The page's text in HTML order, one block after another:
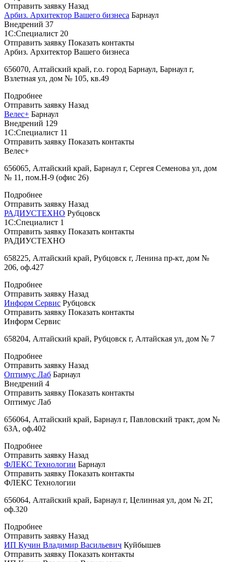
Отправить заявку Назад
Арбиз. Архитектор Вашего бизнеса Барнаул
Внедрений 37
1С:Специалист 20
Отправить заявку Показать контакты
Арбиз. Архитектор Вашего бизнеса
656070, Алтайский край, г.о. город Барнаул, Барнаул г,
Взлетная ул, дом № 105, кв.49
Подробнее
Отправить заявку Назад
Велес+ Барнаул
Внедрений 129
1С:Специалист 11
Отправить заявку Показать контакты
Велес+
656065, Алтайский край, Барнаул г, Сергея Семенова ул, дом
№ 11, пом.H-9 (офис 26)
Подробнее
Отправить заявку Назад
РАДИУСТЕХНО Рубцовск
1С:Специалист 1
Отправить заявку Показать контакты
РАДИУСТЕХНО
658225, Алтайский край, Рубцовск г, Ленина пр-кт, дом №
206, оф.427
Подробнее
Отправить заявку Назад
Информ Сервис Рубцовск
Отправить заявку Показать контакты
Информ Сервис
658204, Алтайский край, Рубцовск г, Алтайская ул, дом № 7
Подробнее
Отправить заявку Назад
Оптимус Лаб Барнаул
Внедрений 4
Отправить заявку Показать контакты
Оптимус Лаб
656064, Алтайский край, Барнаул г, Павловский тракт, дом №
63А, оф.402
Подробнее
Отправить заявку Назад
ФЛЕКС Технологии Барнаул
Отправить заявку Показать контакты
ФЛЕКС Технологии
656064, Алтайский край, Барнаул г, Целинная ул, дом № 2Г,
оф.320
Подробнее
Отправить заявку Назад
ИП Кучин Владимир Васильевич Куйбышев
Отправить заявку Показать контакты